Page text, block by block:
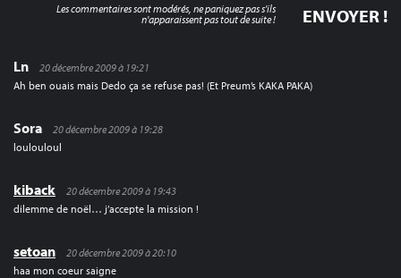
Ln
20 décembre 2009 à 19:21
Ah ben ouais mais Dedo ça se refuse pas! (Et Preum’s KAKA PAKA)
Sora
20 décembre 2009 à 19:28
loulouloul
kiback
20 décembre 2009 à 19:43
dilemme de noël… j’accepte la mission !
setoan
20 décembre 2009 à 20:10
haa mon coeur saigne
Les commentaires sont modérés, ne paniquez pas s'ils
n'apparaissent pas tout de suite !